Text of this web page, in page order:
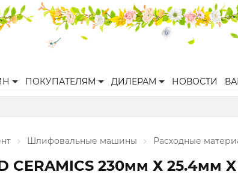
ПОКУПАТЕЛЯМ ДИЛЕРАМ НОВОСТИ
Шлифовальные машины Расходные
230мм Х 25.4мм